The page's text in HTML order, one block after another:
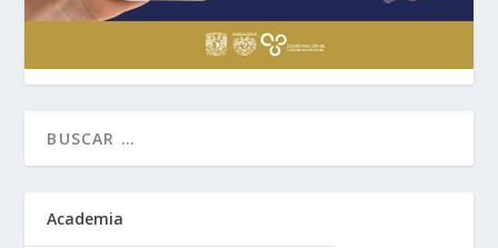
Academia